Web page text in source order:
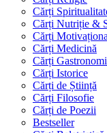
Cărți
Cărți Nutriție &
Cărți
Cărți Medicină
Cărți
Cărți Istorice
Cărți de Știință
Cărți Filosofie
Cărți de Poezii
Bestseller